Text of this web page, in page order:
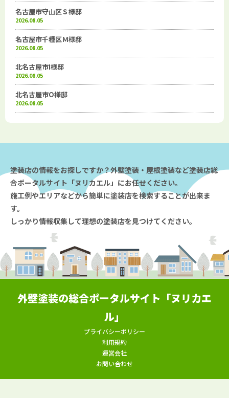
名古屋市守山区Ｓ様邸
2026.08.05
名古屋市千種区Ｍ様邸
2026.08.05
北名古屋市I様邸
2026.08.05
北名古屋市O様邸
2026.08.05
塗装店の情報をお探しですか？外壁塗装・屋根塗装など塗装店総
合ポータルサイト「ヌリカエル」にお任せください。
施工例やエリアなどから簡単に塗装店を検索することが出来ま
す。
しっかり情報収集して理想の塗装店を見つけてください。
外壁塗装の総合ポータルサイト「ヌリカエ
ル」
プライバシーポリシー
利用規約
運営会社
お問い合わせ